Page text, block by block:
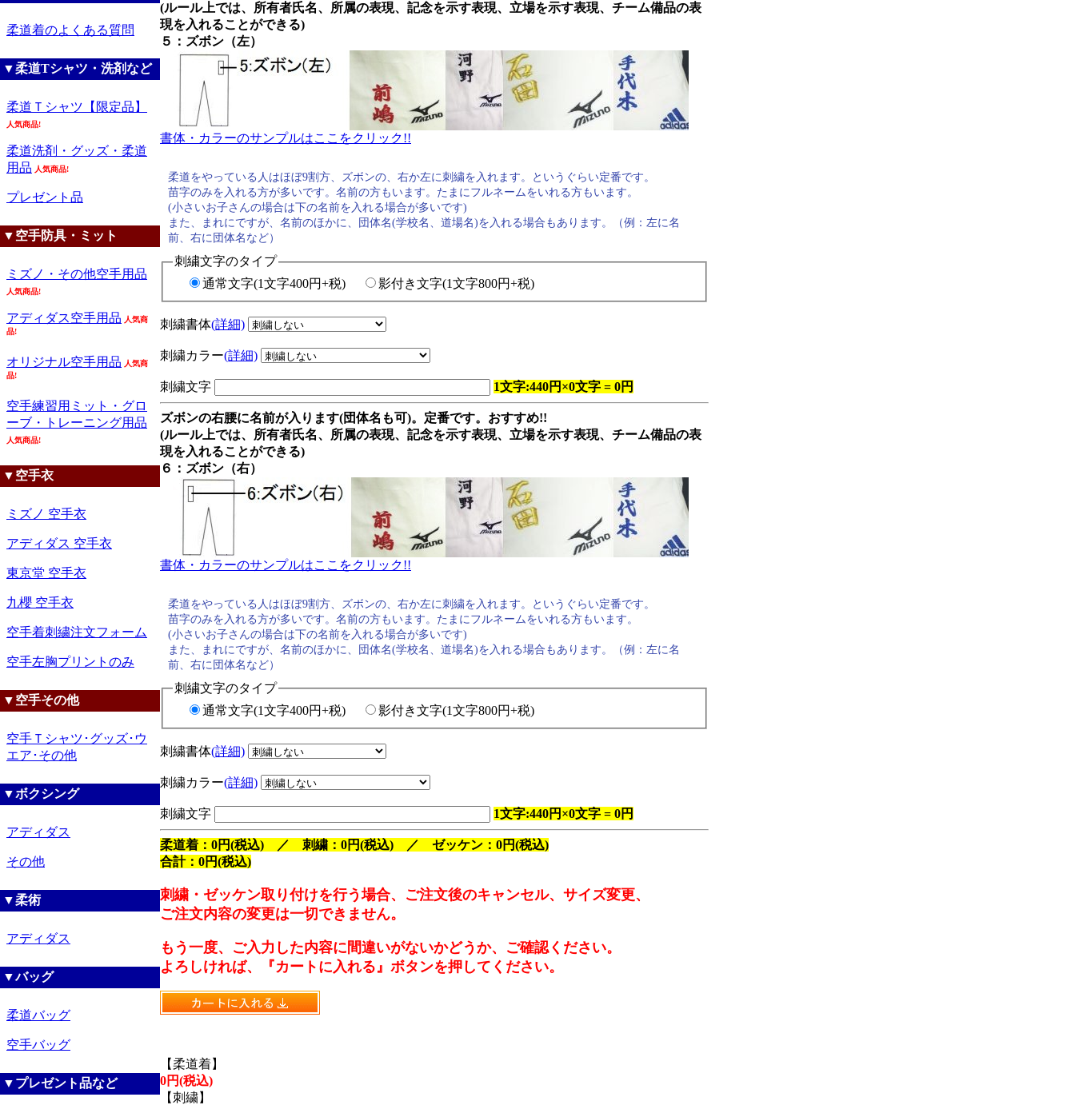
柔道着のよくある質問
▼柔道Tシャツ・洗剤など
柔道Ｔシャツ【限定品】
人気商品!
柔道洗剤・グッズ・柔道
用品 人気商品!
プレゼント品
▼空手防具・ミット
ミズノ・その他空手用品
人気商品!
アディダス空手用品 人気商
品!
オリジナル空手用品 人気商
品!
空手練習用ミット・グロ
ーブ・トレーニング用品
人気商品!
▼空手衣
ミズノ 空手衣
アディダス 空手衣
東京堂 空手衣
九櫻 空手衣
空手着刺繍注文フォーム
空手左胸プリントのみ
▼空手その他
空手Ｔシャツ･グッズ･ウ
エア･その他
▼ボクシング
アディダス
その他
▼柔術
アディダス
▼バッグ
柔道バッグ
空手バッグ
▼プレゼント品など
(ルール上では、所有者氏名、所属の表現、記念を示す表現、立場を示す表現、チーム備品の表
現を入れることができる)
５：ズボン（左）
書体・カラーのサンプルはここをクリック!!
柔道をやっている人はほぼ9割方、ズボンの、右か左に刺繍を入れます。というぐらい定番です。
苗字のみを入れる方が多いです。名前の方もいます。たまにフルネームをいれる方もいます。
(小さいお子さんの場合は下の名前を入れる場合が多いです)
また、まれにですが、名前のほかに、団体名(学校名、道場名)を入れる場合もあります。（例：左に名
前、右に団体名など）
刺繍文字のタイプ
通常文字(1文字400円+税)
影付き文字(1文字800円+税)
刺繍書体(詳細)
刺繍カラー(詳細)
刺繍文字 1文字:440円×0文字 = 0円
ズボンの右腰に名前が入ります(団体名も可)。定番です。おすすめ!!
(ルール上では、所有者氏名、所属の表現、記念を示す表現、立場を示す表現、チーム備品の表
現を入れることができる)
６：ズボン（右）
書体・カラーのサンプルはここをクリック!!
柔道をやっている人はほぼ9割方、ズボンの、右か左に刺繍を入れます。というぐらい定番です。
苗字のみを入れる方が多いです。名前の方もいます。たまにフルネームをいれる方もいます。
(小さいお子さんの場合は下の名前を入れる場合が多いです)
また、まれにですが、名前のほかに、団体名(学校名、道場名)を入れる場合もあります。（例：左に名
前、右に団体名など）
刺繍文字のタイプ
通常文字(1文字400円+税)
影付き文字(1文字800円+税)
刺繍書体(詳細)
刺繍カラー(詳細)
刺繍文字 1文字:440円×0文字 = 0円
柔道着：0円(税込) ／ 刺繍：0円(税込) ／ ゼッケン：0円(税込)
合計：0円(税込)
刺繍・ゼッケン取り付けを行う場合、ご注文後のキャンセル、サイズ変更、
ご注文内容の変更は一切できません。
もう一度、ご入力した内容に間違いがないかどうか、ご確認ください。
よろしければ、『カートに入れる』ボタンを押してください。
【柔道着】
0円(税込)
【刺繍】